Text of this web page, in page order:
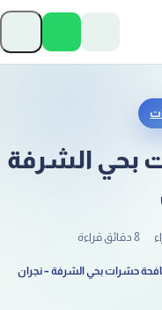
بحي الشرفة
8 دقائق قراءة
حشرات بحي الشرفة – نجران